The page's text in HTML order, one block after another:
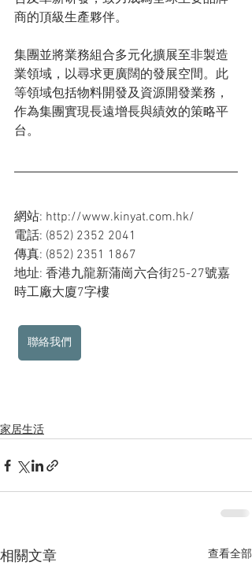
商的頂級生產夥伴。
集團並將業務組合多元化擴展至非製造
業領域，以尋求更廣闊的發展空間。此
等領域包括物料開發及資源開發業務，
作為集團實現長遠增長與績效的策略平
台。
網站: http://www.kinyat.com.hk/
電話: (852) 2352 2041
傳真: (852) 2351 1867
地址: 香港九龍新蒲崗六合街25-27號嘉
時工廠大廈7字樓
聯絡我們
家居生活
相關文章 查看全部